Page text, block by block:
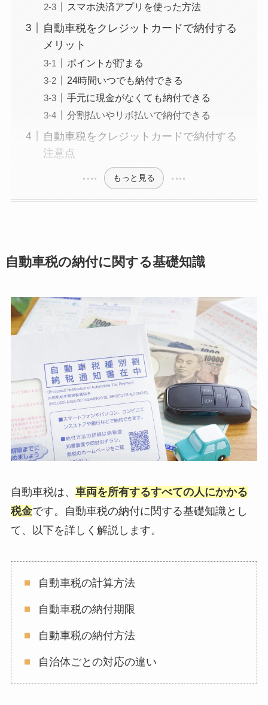
スマホ決済アプリを使った方法
自動車税をクレジットカードで納付する
メリット
ポイントが貯まる
24時間いつでも納付できる
手元に現金がなくても納付できる
分割払いやリボ払いで納付できる
自動車税をクレジットカードで納付する
注意点
もっと見る
自動車税の納付に関する基礎知識
自動車税は、 車両を所有するすべての人にかかる
税金です。自動車税の納付に関する基礎知識とし
て、以下を詳しく解説します。
自動車税の計算方法
自動車税の納付期限
自動車税の納付方法
自治体ごとの対応の違い